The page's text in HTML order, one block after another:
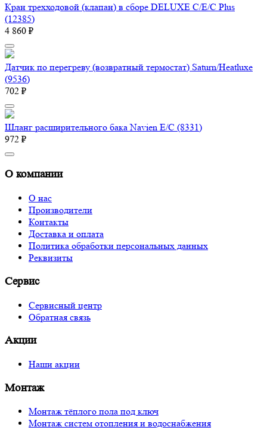
Кран трехходовой (клапан) в сборе DELUXE C/E/C Plus
(12385)
4 860 ₽
Датчик по перегреву (возвратный термостат) Saturn/Heatluxe
(9536)
702 ₽
Шланг расширительного бака Navien E/C (8331)
972 ₽
О компании
О нас
Производители
Контакты
Доставка и оплата
Политика обработки персональных данных
Реквизиты
Сервис
Сервисный центр
Обратная связь
Акции
Наши акции
Монтаж
Монтаж тёплого пола под ключ
Монтаж систем отопления и водоснабжения